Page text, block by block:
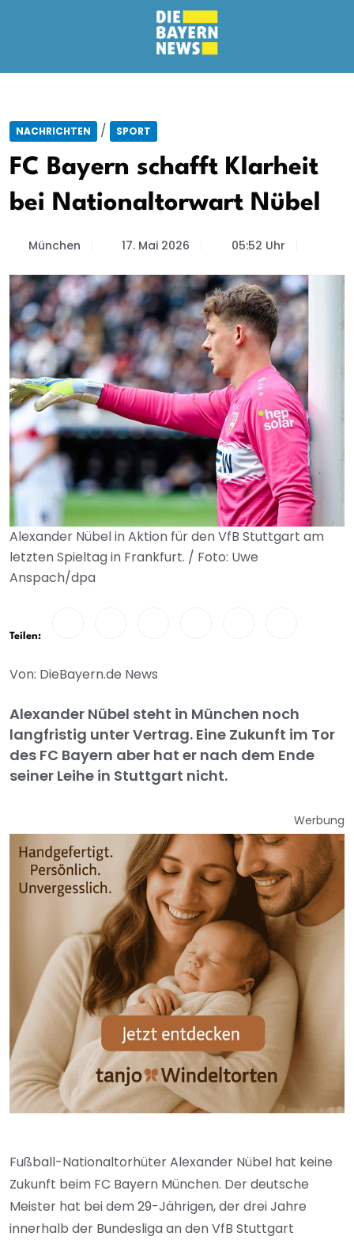
NACHRICHTEN / SPORT
FC Bayern schafft Klarheit
bei Nationaltorwart Nübel
München 17. Mai 2026 05:52 Uhr
Alexander Nübel in Aktion für den VfB Stuttgart am
letzten Spieltag in Frankfurt. / Foto: Uwe
Anspach/dpa
Teilen:
Von: DieBayern.de News
Alexander Nübel steht in München noch
langfristig unter Vertrag. Eine Zukunft im Tor
des FC Bayern aber hat er nach dem Ende
seiner Leihe in Stuttgart nicht.
Werbung
Fußball-Nationaltorhüter Alexander Nübel hat keine
Zukunft beim FC Bayern München. Der deutsche
Meister hat bei dem 29-Jährigen, der drei Jahre
innerhalb der Bundesliga an den VfB Stuttgart